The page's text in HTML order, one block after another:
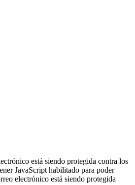
está siendo protegida contra los
JavaScript habilitado para poder
electrónico está siendo protegida